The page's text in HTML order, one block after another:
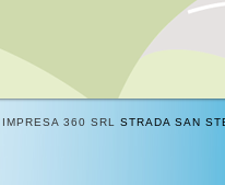
IMPRESA 360 SRL STRADA SAN